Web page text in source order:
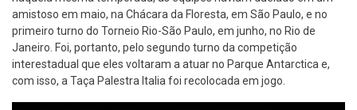
amistoso em maio, na Chácara da Floresta, em São Paulo, e no
primeiro turno do Torneio Rio-São Paulo, em junho, no Rio de
Janeiro. Foi, portanto, pelo segundo turno da competição
interestadual que eles voltaram a atuar no Parque Antarctica e,
com isso, a Taça Palestra Italia foi recolocada em jogo.